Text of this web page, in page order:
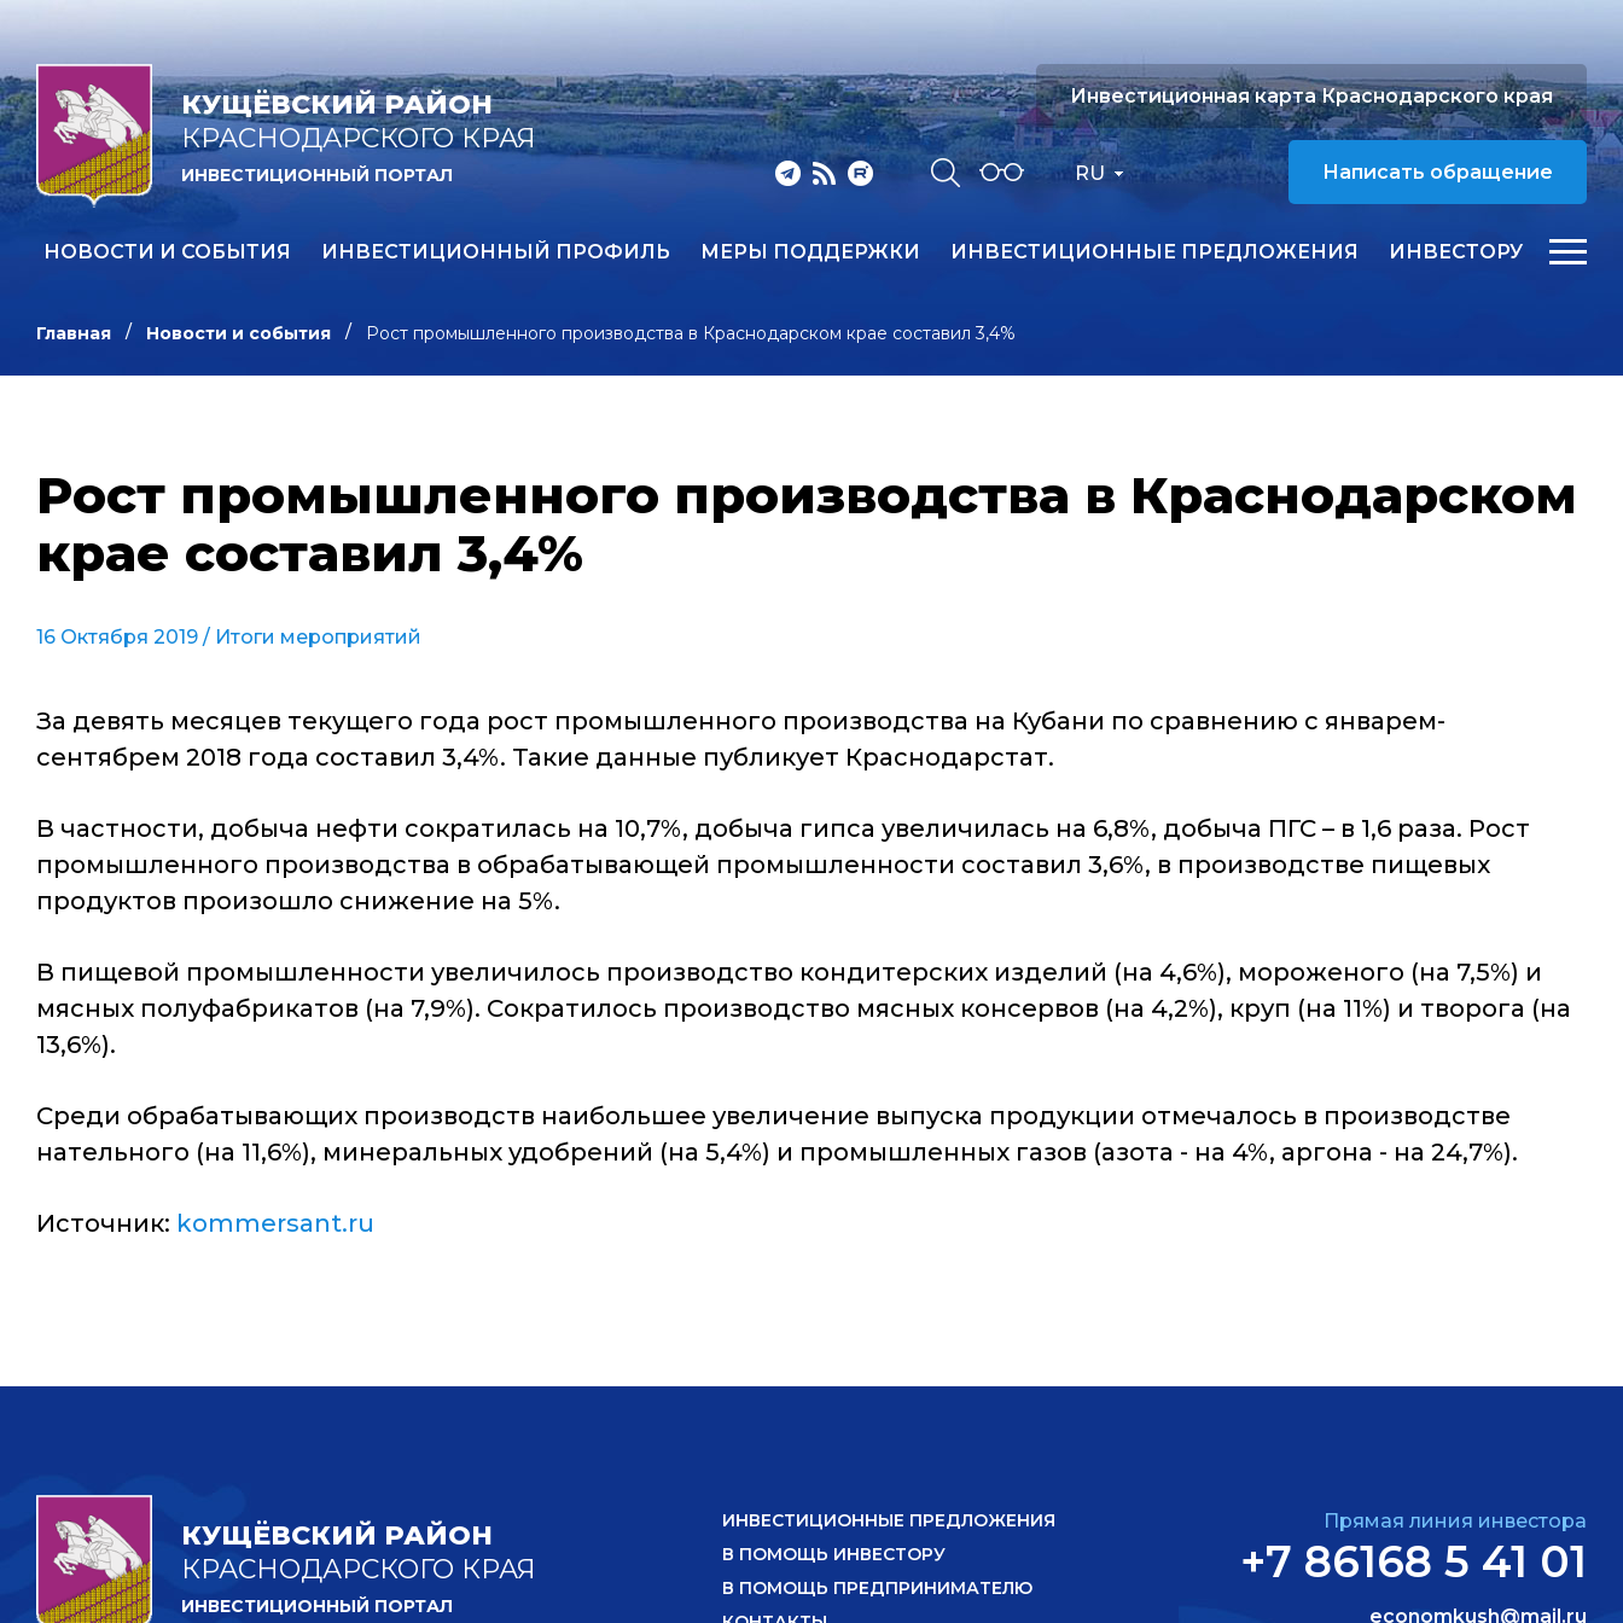
КУЩЁВСКИЙ РАЙОН
КРАСНОДАРСКОГО КРАЯ
ИНВЕСТИЦИОННЫЙ ПОРТАЛ RU
Инвестиционная карта Краснодарского края
Написать обращение
НОВОСТИ И СОБЫТИЯ ИНВЕСТИЦИОННЫЙ ПРОФИЛЬ МЕРЫ ПОДДЕРЖКИ ИНВЕСТИЦИОННЫЕ ПРЕДЛОЖЕНИЯ ИНВЕСТОРУ
Главная Новости и события Рост промышленного производства в Краснодарском крае составил 3,4%
Рост промышленного производства в Краснодарском
крае составил 3,4%
16 Октября 2019 / Итоги мероприятий
За девять месяцев текущего года рост промышленного производства на Кубани по сравнению с январем-
сентябрем 2018 года составил 3,4%. Такие данные публикует Краснодарстат.
В частности, добыча нефти сократилась на 10,7%, добыча гипса увеличилась на 6,8%, добыча ПГС – в 1,6 раза. Рост
промышленного производства в обрабатывающей промышленности составил 3,6%, в производстве пищевых
продуктов произошло снижение на 5%.
В пищевой промышленности увеличилось производство кондитерских изделий (на 4,6%), мороженого (на 7,5%) и
мясных полуфабрикатов (на 7,9%). Сократилось производство мясных консервов (на 4,2%), круп (на 11%) и творога (на
13,6%).
Среди обрабатывающих производств наибольшее увеличение выпуска продукции отмечалось в производстве
нательного (на 11,6%), минеральных удобрений (на 5,4%) и промышленных газов (азота - на 4%, аргона - на 24,7%).
Источник: kommersant.ru
КУЩЁВСКИЙ РАЙОН
КРАСНОДАРСКОГО КРАЯ
ИНВЕСТИЦИОННЫЙ ПОРТАЛ
ИНВЕСТИЦИОННЫЕ ПРЕДЛОЖЕНИЯ
В ПОМОЩЬ ИНВЕСТОРУ
В ПОМОЩЬ ПРЕДПРИНИМАТЕЛЮ
Прямая линия инвестора
+7 86168 5 41 01
economkush@mail.ru